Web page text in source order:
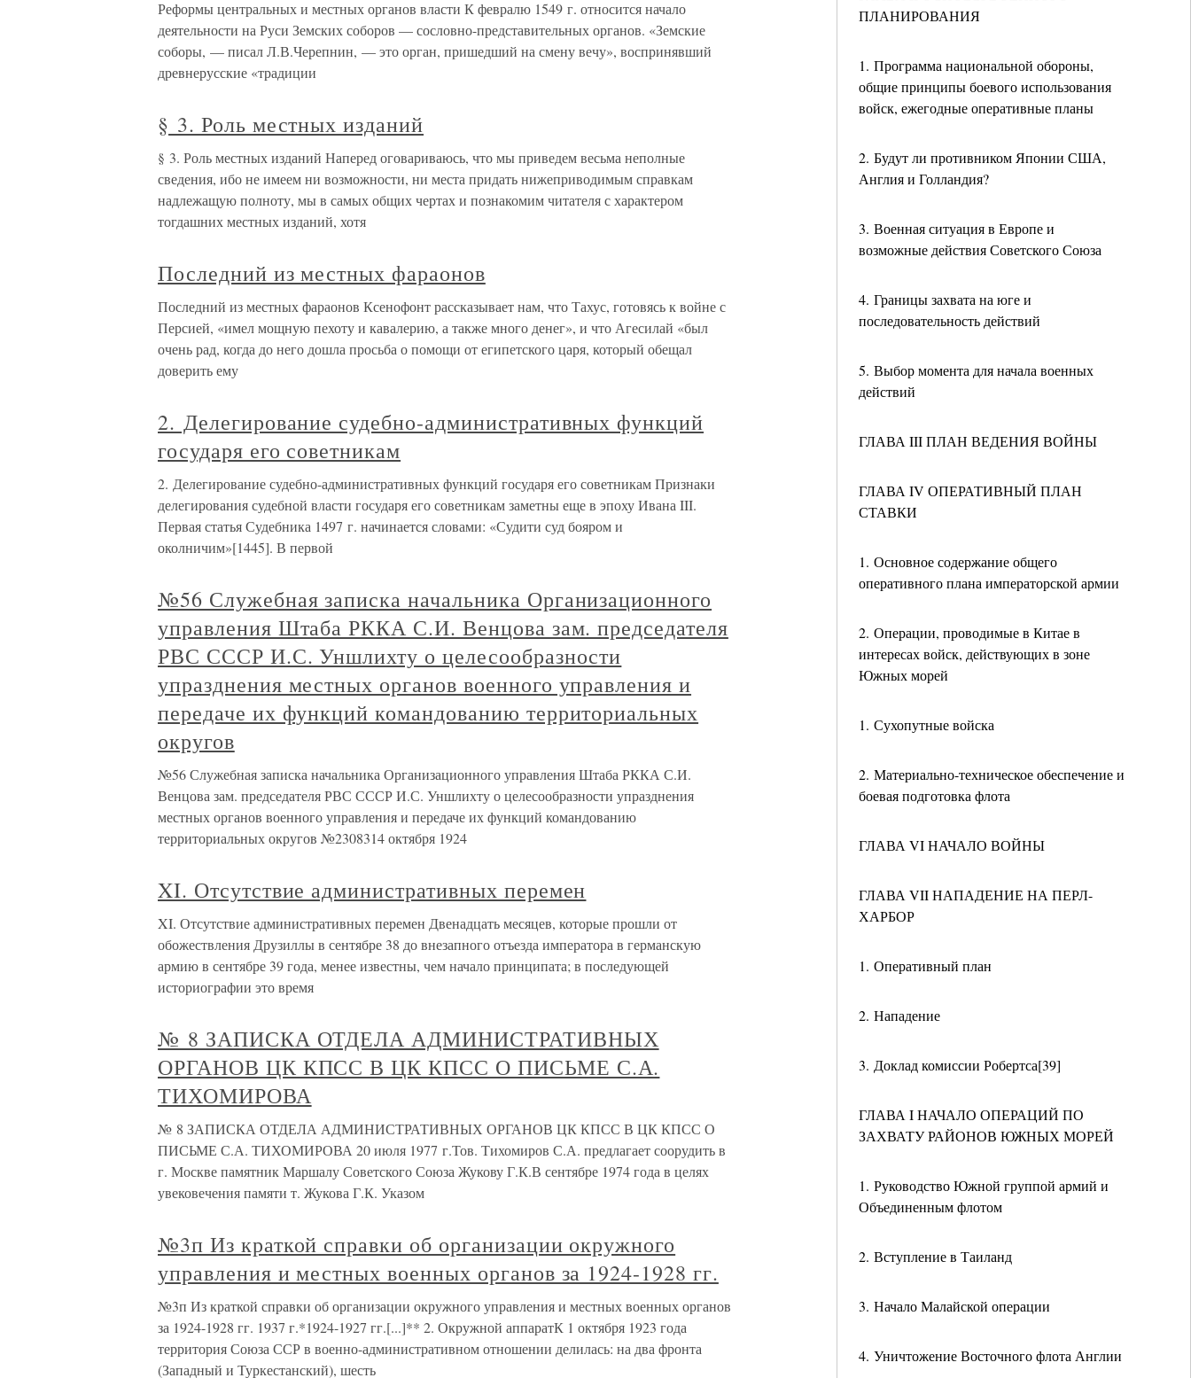
ПЛАНИРОВАНИЯ
1. Программа национальной обороны,
общие принципы боевого использования
войск, ежегодные оперативные планы
2. Будут ли противником Японии США,
Англия и Голландия?
3. Военная ситуация в Европе и
возможные действия Советского Союза
4. Границы захвата на юге и
последовательность действий
5. Выбор момента для начала военных
действий
ГЛАВА III ПЛАН ВЕДЕНИЯ ВОЙНЫ
ГЛАВА IV ОПЕРАТИВНЫЙ ПЛАН
СТАВКИ
1. Основное содержание общего
оперативного плана императорской армии
2. Операции, проводимые в Китае в
интересах войск, действующих в зоне
Южных морей
1. Сухопутные войска
2. Материально-техническое обеспечение и
боевая подготовка флота
ГЛАВА VI НАЧАЛО ВОЙНЫ
ГЛАВА VII НАПАДЕНИЕ НА ПЕРЛ-
ХАРБОР
1. Оперативный план
2. Нападение
3. Доклад комиссии Робертса[39]
ГЛАВА I НАЧАЛО ОПЕРАЦИЙ ПО
ЗАХВАТУ РАЙОНОВ ЮЖНЫХ МОРЕЙ
1. Руководство Южной группой армий и
Объединенным флотом
2. Вступление в Таиланд
3. Начало Малайской операции
4. Уничтожение Восточного флота Англии
Реформы центральных и местных органов власти К февралю 1549 г. относится начало
деятельности на Руси Земских соборов — сословно-представительных органов. «Земские
соборы, — писал Л.В.Черепнин, — это орган, пришедший на смену вечу», воспринявший
древнерусские «традиции
§ 3. Роль местных изданий
§ 3. Роль местных изданий Наперед оговариваюсь, что мы приведем весьма неполные
сведения, ибо не имеем ни возможности, ни места придать нижеприводимым справкам
надлежащую полноту, мы в самых общих чертах и познакомим читателя с характером
тогдашних местных изданий, хотя
Последний из местных фараонов
Последний из местных фараонов Ксенофонт рассказывает нам, что Тахус, готовясь к войне с
Персией, «имел мощную пехоту и кавалерию, а также много денег», и что Агесилай «был
очень рад, когда до него дошла просьба о помощи от египетского царя, который обещал
доверить ему
2. Делегирование судебно-административных функций
государя его советникам
2. Делегирование судебно-административных функций государя его советникам Признаки
делегирования судебной власти государя его советникам заметны еще в эпоху Ивана III.
Первая статья Судебника 1497 г. начинается словами: «Судити суд бояром и
околничим»[1445]. В первой
№56 Служебная записка начальника Организационного
управления Штаба РККА С.И. Венцова зам. председателя
РВС СССР И.С. Уншлихту о целесообразности
упразднения местных органов военного управления и
передаче их функций командованию территориальных
округов
№56 Служебная записка начальника Организационного управления Штаба РККА С.И.
Венцова зам. председателя РВС СССР И.С. Уншлихту о целесообразности упразднения
местных органов военного управления и передаче их функций командованию
территориальных округов №2308314 октября 1924
XI. Отсутствие административных перемен
XI. Отсутствие административных перемен Двенадцать месяцев, которые прошли от
обожествления Друзиллы в сентябре 38 до внезапного отъезда императора в германскую
армию в сентябре 39 года, менее известны, чем начало принципата; в последующей
историографии это время
№ 8 ЗАПИСКА ОТДЕЛА АДМИНИСТРАТИВНЫХ
ОРГАНОВ ЦК КПСС В ЦК КПСС О ПИСЬМЕ С.А.
ТИХОМИРОВА
№ 8 ЗАПИСКА ОТДЕЛА АДМИНИСТРАТИВНЫХ ОРГАНОВ ЦК КПСС В ЦК КПСС О
ПИСЬМЕ С.А. ТИХОМИРОВА 20 июля 1977 г.Тов. Тихомиров С.А. предлагает соорудить в
г. Москве памятник Маршалу Советского Союза Жукову Г.К.В сентябре 1974 года в целях
увековечения памяти т. Жукова Г.К. Указом
№3п Из краткой справки об организации окружного
управления и местных военных органов за 1924-1928 гг.
№3п Из краткой справки об организации окружного управления и местных военных органов
за 1924-1928 гг. 1937 г.*1924-1927 гг.[...]** 2. Окружной аппаратК 1 октября 1923 года
территория Союза ССР в военно-административном отношении делилась: на два фронта
(Западный и Туркестанский), шесть